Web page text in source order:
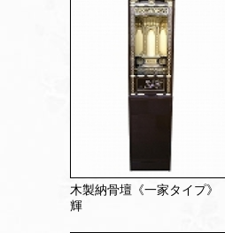
木製納骨壇《一家タイプ》
輝